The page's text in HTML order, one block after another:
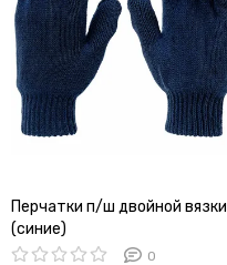
Перчатки п/ш двойной вязки
(синие)
0